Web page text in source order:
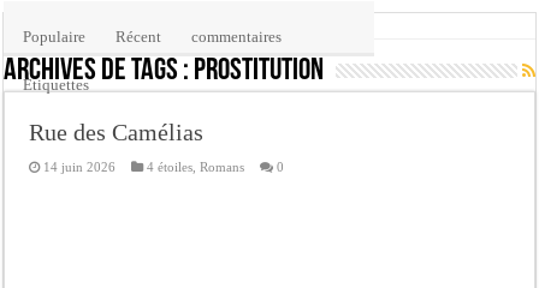
Archives de tags : prostitution
Rue des Camélias
14 juin 2026 4 étoiles ,Romans 0
Populaire Récent commentaires
Etiquettes